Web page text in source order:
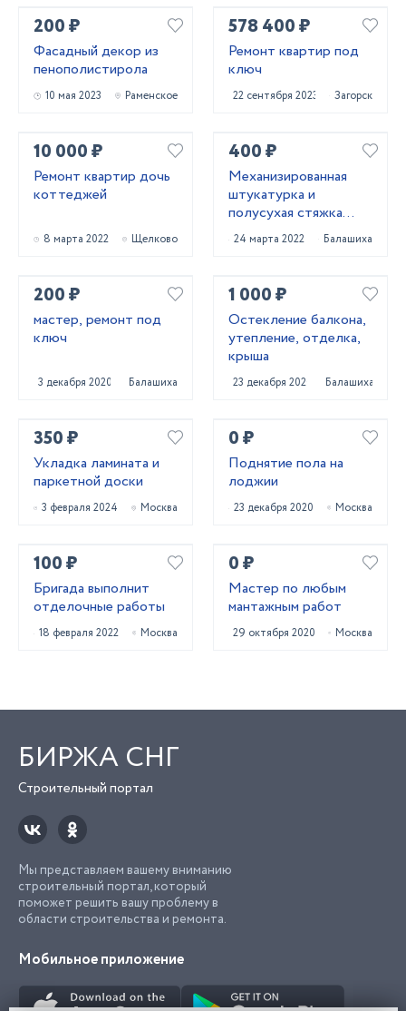
200 ₽
Фасадный декор из
пенополистирола
10 мая 2023 Раменское
578 400 ₽
Ремонт квартир под
ключ
22 сентября 2023 Загорск
10 000 ₽
Ремонт квартир дочь
коттеджей
8 марта 2022 Щелково
400 ₽
Механизированная
штукатурка и
полусухая стяжка
пола
24 марта 2022 Балашиха
200 ₽
мастер, ремонт под
ключ
3 декабря 2020 Балашиха
1 000 ₽
Остекление балкона,
утепление, отделка,
крыша
23 декабря 2020 Балашиха
350 ₽
Укладка ламината и
паркетной доски
3 февраля 2024 Москва
0 ₽
Поднятие пола на
лоджии
23 декабря 2020 Москва
100 ₽
Бригада выполнит
отделочные работы
18 февраля 2022 Москва
0 ₽
Мастер по любым
мантажным работ
29 октября 2020 Москва
БИРЖА СНГ
Строительный портал
Мы представляем вашему вниманию
строительный портал, который
поможет решить вашу проблему в
области строительства и ремонта.
Мобильное приложение